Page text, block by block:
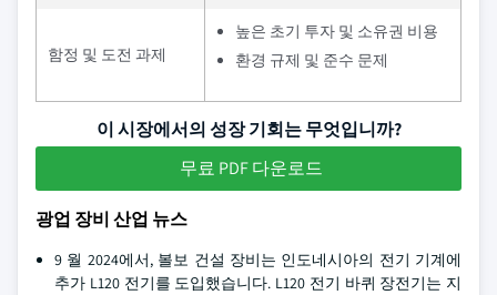
함정 및 도전 과제
높은 초기 투자 및 소유권 비용
환경 규제 및 준수 문제
이 시장에서의 성장 기회는 무엇입니까?
무료 PDF 다운로드
광업 장비 산업 뉴스
9 월 2024에서, 볼보 건설 장비는 인도네시아의 전기 기계에
추가 L120 전기를 도입했습니다. L120 전기 바퀴 장전기는 지